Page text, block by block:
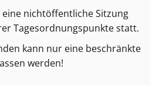
nichtöffentliche Sitzung
Tagesordnungspunkte statt.
kann nur eine beschränkte
werden!